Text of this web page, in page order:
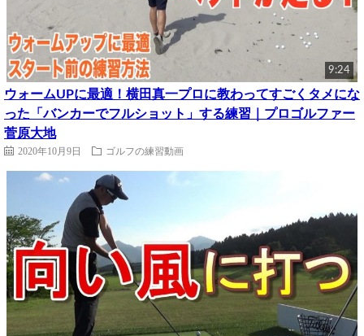
9:24
ウォームUPに最適！横田真一プロに教わってすごくタメにな
った「バンカーでフルショット」する練習｜プロゴルファー
菅原大地
2020年10月9日 ゴルフの練習動画